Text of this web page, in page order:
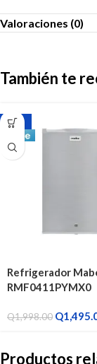
Valoraciones (0)
También te
-25%
Refrigerador
RMF0411PYMX0
Q1,998.00 Q
Productos